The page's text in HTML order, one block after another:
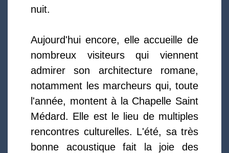
nuit.
Aujourd'hui encore, elle accueille de
nombreux visiteurs qui viennent
admirer son architecture romane,
notamment les marcheurs qui, toute
l'année, montent à la Chapelle Saint
Médard. Elle est le lieu de multiples
rencontres culturelles. L'été, sa très
bonne acoustique fait la joie des